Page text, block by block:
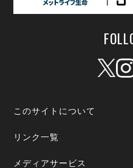
このサイトについて
リンク一覧
メディアサービス